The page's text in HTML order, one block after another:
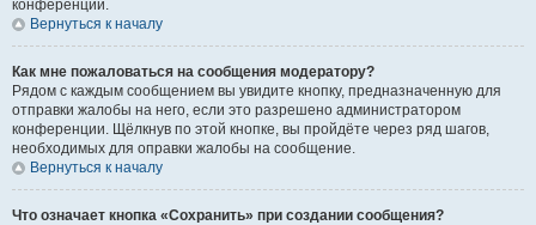
конференции.
Вернуться к началу
Как мне пожаловаться на сообщения модератору?
Рядом с каждым сообщением вы увидите кнопку, предназначенную для
отправки жалобы на него, если это разрешено администратором
конференции. Щёлкнув по этой кнопке, вы пройдёте через ряд шагов,
необходимых для оправки жалобы на сообщение.
Вернуться к началу
Что означает кнопка «Сохранить» при создании сообщения?